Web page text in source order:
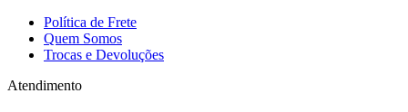
Política de Frete
Quem Somos
Trocas e Devoluções
Atendimento